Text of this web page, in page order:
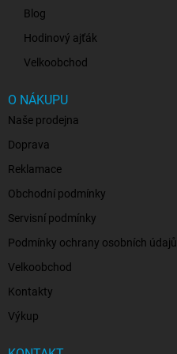
Blog
Hodinový ajťák
Velkoobchod
O NÁKUPU
Naše prodejna
Doprava
Reklamace
Obchodní podmínky
Servisní podmínky
Podmínky ochrany osobních údajů
Velkoobchod
Kontakty
Výkup